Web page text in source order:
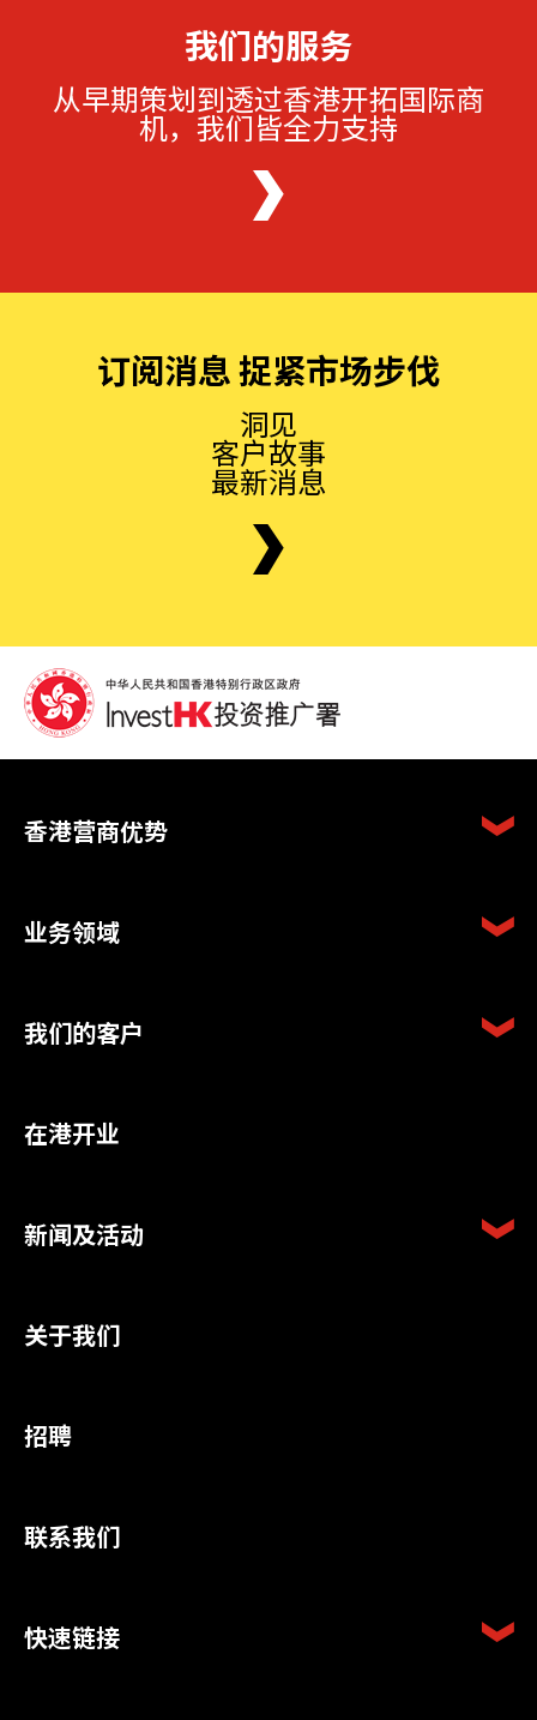
我们的服务
从早期策划到透过香港开拓国际商
机，我们皆全力支持
订阅消息 捉紧市场步伐
洞见
客户故事
最新消息
香港营商优势
业务领域
我们的客户
在港开业
新闻及活动
关于我们
招聘
联系我们
快速链接